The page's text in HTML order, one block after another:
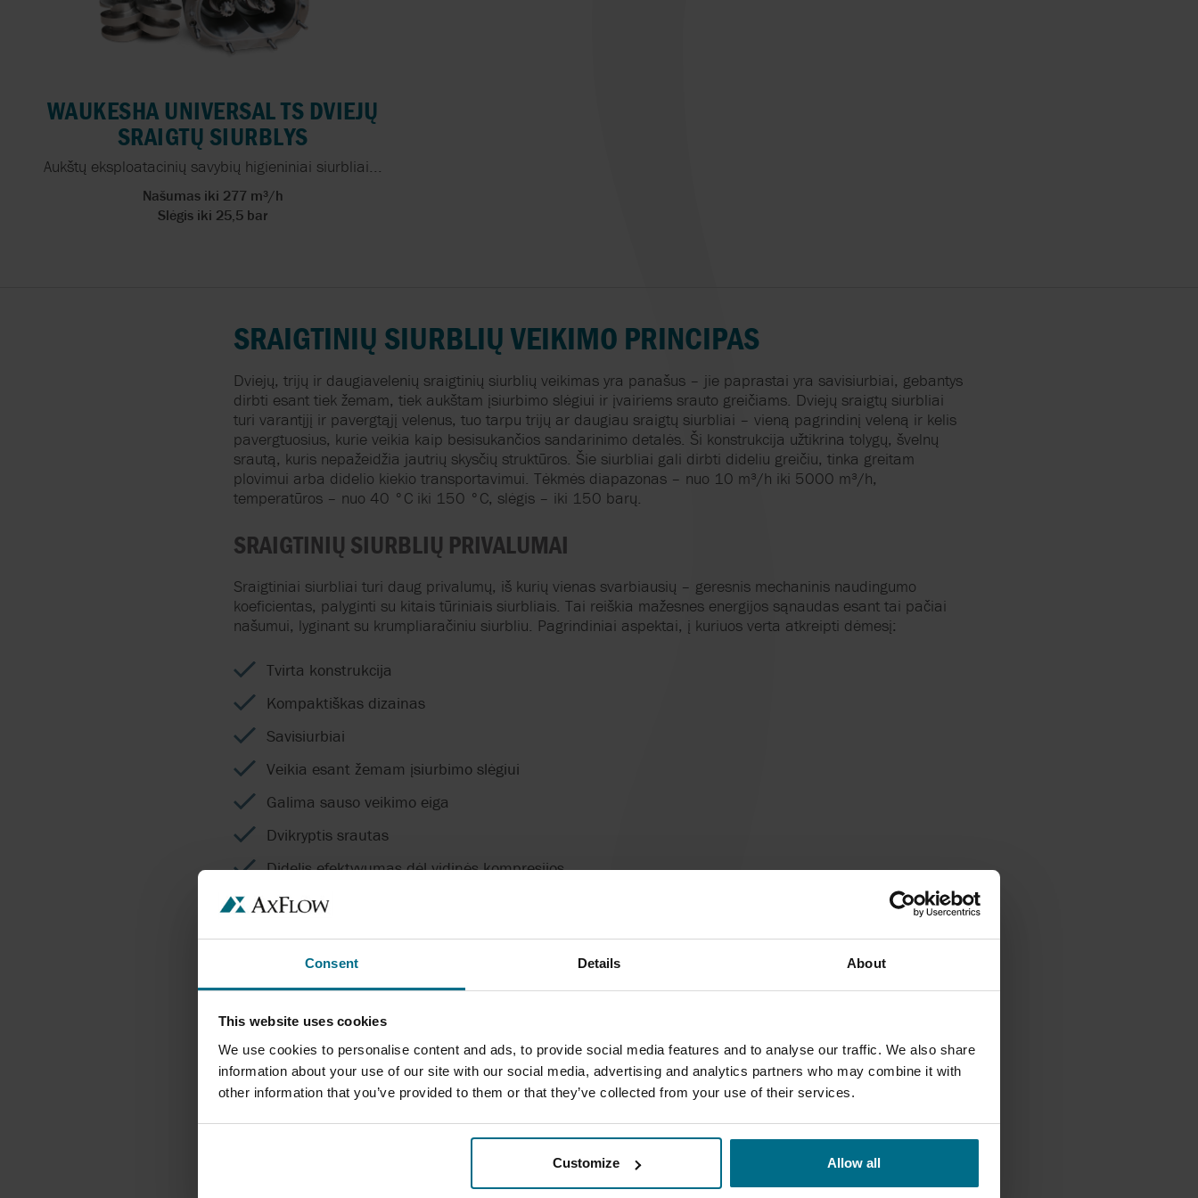
Consent Details About
This website uses cookies
We use cookies to personalise content and ads, to provide social media features and to analyse our traffic. We also share
information about your use of our site with our social media, advertising and analytics partners who may combine it with
other information that you’ve provided to them or that they’ve collected from your use of their services.
Customize Allow all
CMO VALVES
EDWARDS
PROCESO
IŠSKIRTINĖS
WAUKESHA UNIVERSAL TS DVIEJŲ
SRAIGTŲ SIURBLYS
Aukštų eksploatacinių savybių higieniniai siurbliai...
Našumas iki 277 m³/h
Slėgis iki 25,5 bar
SRAIGTINIŲ SIURBLIŲ VEIKIMO PRINCIPAS
Dviejų, trijų ir daugiavelenių sraigtinių siurblių veikimas yra panašus – jie paprastai yra savisiurbiai, gebantys
dirbti esant tiek žemam, tiek aukštam įsiurbimo slėgiui ir įvairiems srauto greičiams Dviejų sraigtų siurbliai
turi varantįjį ir pavergtąjį velenus, tuo tarpu trijų ar daugiau sraigtų siurbliai – vieną pagrindinį veleną ir kelis
pavergtuosius, kurie veikia kaip besisukančios sandarinimo detalės Ši konstrukcija užtikrina tolygų, švelnų
srautą, kuris nepažeidžia jautrių skysčių struktūros Šie siurbliai gali dirbti dideliu greičiu, tinka greitam
plovimui arba didelio kiekio transportavimui Tėkmės diapazonas – nuo 10 m³/h iki 5000 m³/h,
temperatūros – nuo 40 °C iki 150 °C, slėgis – iki 150 barų
SRAIGTINIŲ SIURBLIŲ PRIVALUMAI
Sraigtiniai siurbliai turi daug privalumų, iš kurių vienas svarbiausių – geresnis mechaninis naudingumo
koeficientas, palyginti su kitais tūriniais siurbliais . Tai reiškia mažesnes energijos sąnaudas esant tai pačiai
našumui, lyginant su krumpliaračiniu siurbliu Pagrindiniai aspektai, į kuriuos verta atkreipti dėmesį:
Tvirta konstrukcija
Kompaktiškas dizainas
Savisiurbiai
Veikia esant žemam įsiurbimo slėgiui
Galima sauso veikimo eiga
Dvikryptis srautas
Didelis efektyvumas dėl vidinės kompresijos
Pastovus žemo pulsavimo srautas, mažas rotorių nusidėvėjimas
Tinka naudoti su dažnio keitikliais
Mažos eksploatacinės sąnaudos
Tinka klampiems ir jautriems skysčiams
Itin tylus veikimas
Galimybė siurbti dujinius skysčius